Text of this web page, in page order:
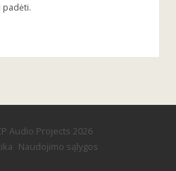
padėti.
Audio Projects 2026
Naudojimo sąlygos